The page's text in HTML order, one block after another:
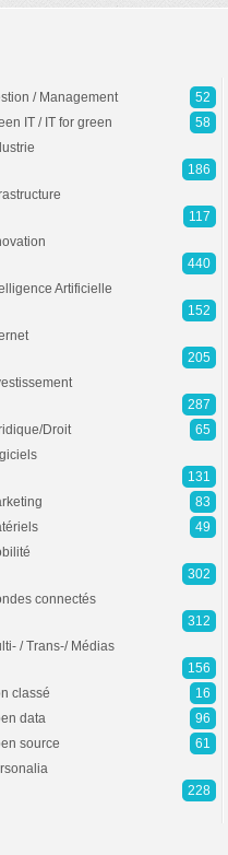
/ Management
52
IT / IT for green
58
186
117
440
Artificielle
152
205
287
Droit
65
131
83
49
302
connectés
312
/ Trans-/ Médias
156
classé
16
data
96
source
61
228